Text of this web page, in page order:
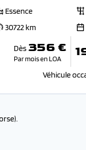
Essence
30722 km
Dès 356 €
Par mois en LOA
Véhicule